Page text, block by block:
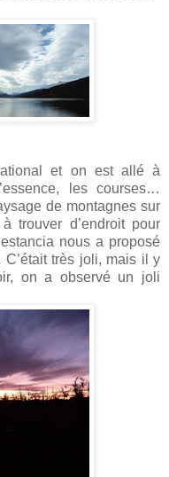
et on est allé à
les courses…
de montagnes sur
trouver d’endroit pour
nous a proposé
C’était très joli, mais il y
on a observé un joli